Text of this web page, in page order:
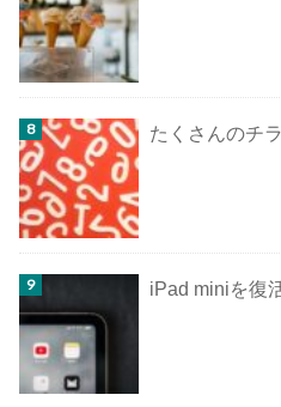
たくさんのチ
iPad miniを復